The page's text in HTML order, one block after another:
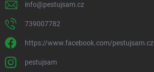
info@pestujsam.cz
739007782
https://www.facebook.com/pestujsam.cz
pestujsam